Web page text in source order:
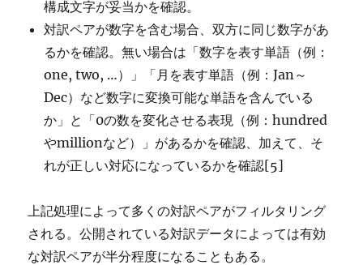
構成文字が妥当かを確認。
対訳ペアが数字を含む場合、双方に同じ数字があ
るかを確認。無い場合は「数字を表す単語（例：
one, two, …）」「月を表す単語（例：Jan～
Dec）など数字に変換可能な単語を含んでいる
か」と「0の数を変化させる表現（例：hundred
やmillionなど）」があるかを確認、加えて、そ
れが正しい対応になっているかを確認[5]
上記処理によって多くの対訳ペアがフィルタリング
される。公開されている対訳データによっては有効
な対訳ペアが半分程度になることもある。